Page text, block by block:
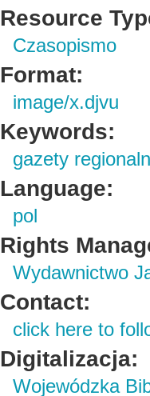
Resource
Czasopismo
Format:
image/x.djvu
Keywords:
gazety
Language:
pol
Rights
Wydawnictwo
Contact:
click here to
Digitalizacja:
Wojewódzka